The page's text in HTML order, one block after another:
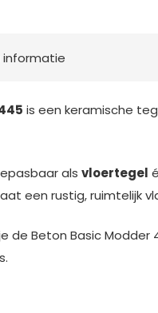
informatie
is een keramische
als vloertegel
een rustig, ruimtelijk
de Beton Basic